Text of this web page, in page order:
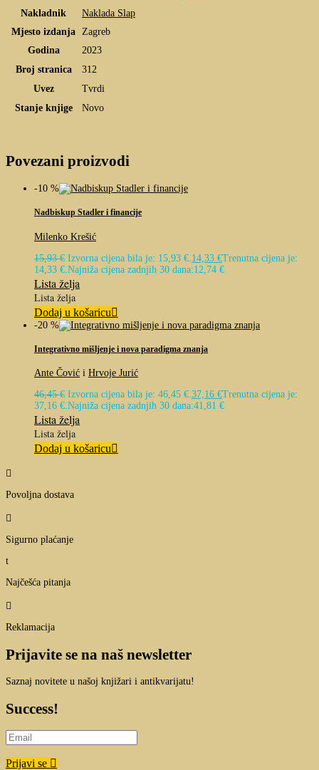
Nakladnik
Naklada Slap
Mjesto izdanja
Zagreb
Godina
2023
Broj stranica
312
Uvez
Tvrdi
Stanje knjige
Novo
Povezani proizvodi
-10 %
Nadbiskup Stadler i financije
Milenko Krešić
15,93€ Izvorna cijena bila je: 15,93 €. 14,33 €Trenutna cijena je:
14,33 €. Najniža cijena zadnjih 30 dana:12,74 €
Lista želja
Lista želja
Dodaj u košaricu
-20 %
Integrativno mišljenje i nova paradigma znanja
Ante Čović i Hrvoje Jurić
46,45€ Izvorna cijena bila je: 46,45 €.37,16 €Trenutna cijena je:
37,16 €.Najniža cijena zadnjih 30 dana:41,81 €
Lista želja
Lista želja
Dodaj u košaricu

Povoljna dostava

Sigurno plaćanje
t
Najčešća pitanja

Reklamacija
Prijavite se na naš newsletter
Saznaj novitete u našoj knjižari i antikvarijatu!
Success!
Prijavi se